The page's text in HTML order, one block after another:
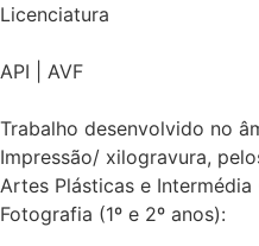
Licenciatura
API | AVF
Trabalho desenvolvido no
Impressão/ xilogravura,
Artes Plásticas e Intermédia
Fotografia (1º e 2º anos):